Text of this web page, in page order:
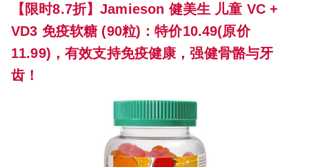
【限时8.7折】Jamieson 健美生 儿童 VC +
VD3 免疫软糖 (90粒)：特价10.49(原价
11.99)，有效支持免疫健康，强健骨骼与牙
齿！